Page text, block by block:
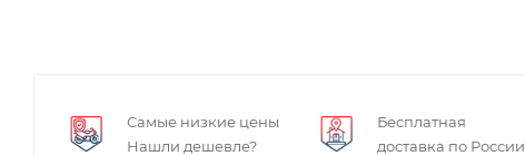
Самые низкие цены
Нашли дешевле?
Бесплатная
доставка по России